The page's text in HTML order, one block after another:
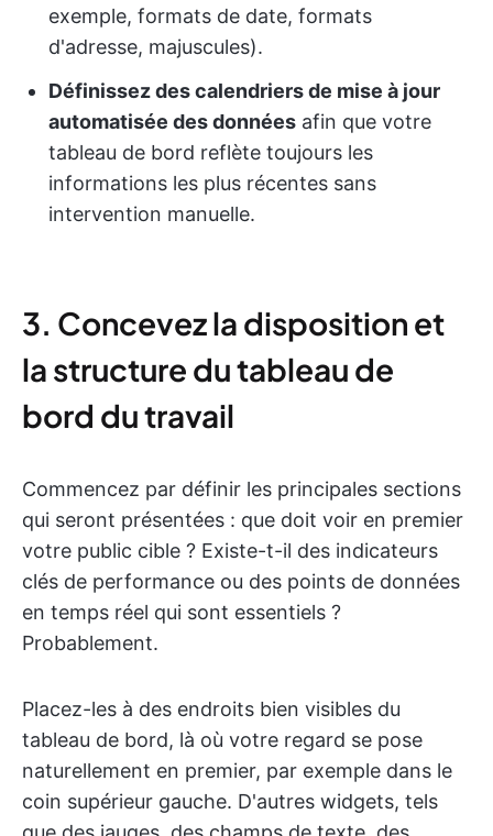
exemple, formats de date, formats
d'adresse, majuscules).
Définissez des calendriers de mise à jour
automatisée des données afin que votre
tableau de bord reflète toujours les
informations les plus récentes sans
intervention manuelle.
3. Concevez la disposition et
la structure du tableau de
bord du travail
Commencez par définir les principales sections
qui seront présentées : que doit voir en premier
votre public cible ? Existe-t-il des indicateurs
clés de performance ou des points de données
en temps réel qui sont essentiels ?
Probablement.
Placez-les à des endroits bien visibles du
tableau de bord, là où votre regard se pose
naturellement en premier, par exemple dans le
coin supérieur gauche. D'autres widgets, tels